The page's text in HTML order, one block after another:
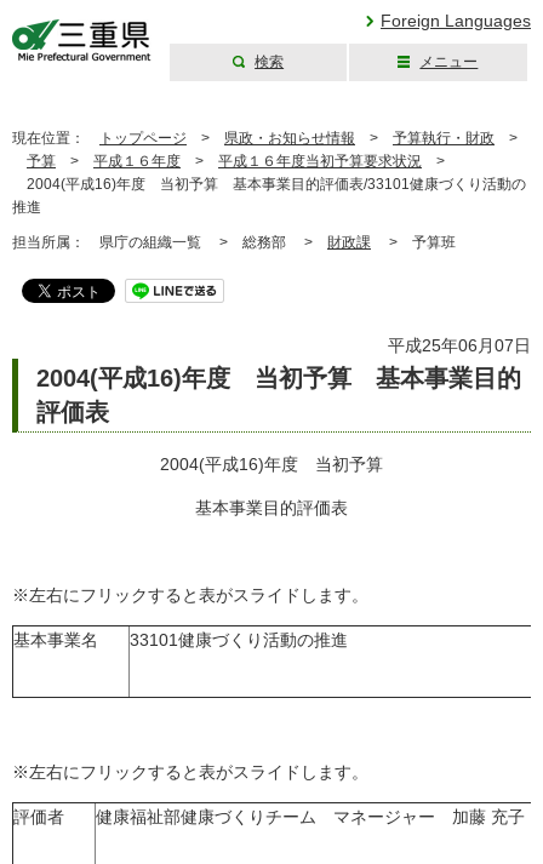
Foreign Languages
検索 メニュー
現在位置： トップページ > 県政・お知らせ情報 > 予算執行・財政 >
予算 > 平成１６年度 > 平成１６年度当初予算要求状況 >
2004(平成16)年度 当初予算 基本事業目的評価表/33101健康づくり活動の
推進
担当所属： 県庁の組織一覧 > 総務部 > 財政課 > 予算班
平成25年06月07日
2004(平成16)年度 当初予算 基本事業目的
評価表
2004(平成16)年度 当初予算
基本事業目的評価表
※左右にフリックすると表がスライドします。
基本事業名 33101健康づくり活動の推進
※左右にフリックすると表がスライドします。
評価者 健康福祉部健康づくりチーム マネージャー 加藤 充子